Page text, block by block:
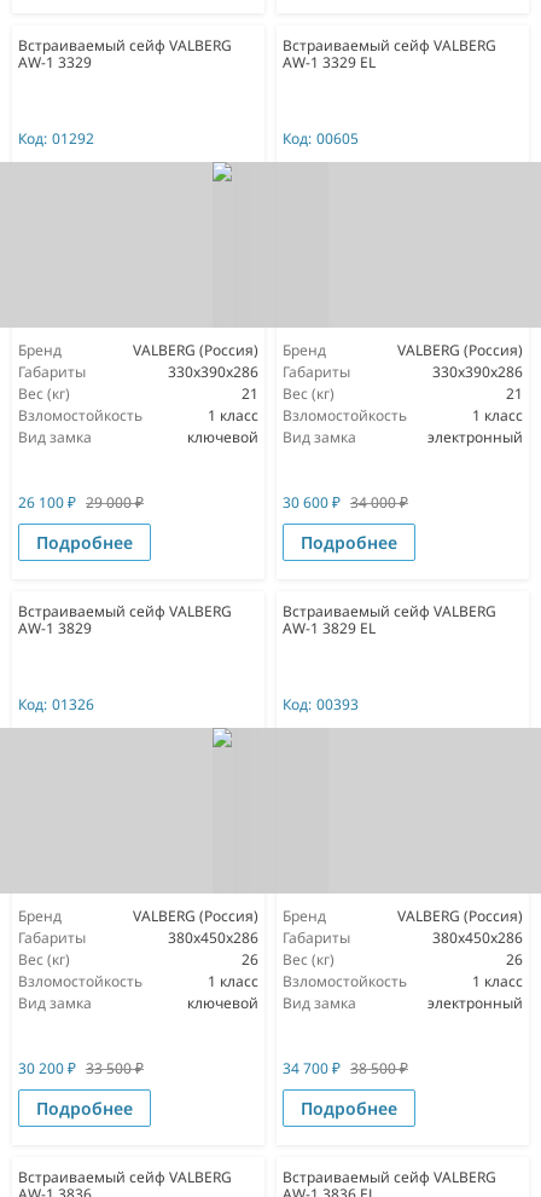
Встраиваемый сейф VALBERG
AW-1 3329
Код: 01292
Бренд
VALBERG (Россия)
Габариты
330x390x286
Вес (кг)
21
Взломостойкость
1 класс
Вид замка
ключевой
26 100₽ 29 000₽
Подробнее
Встраиваемый сейф VALBERG
AW-1 3329 EL
Код: 00605
Бренд
VALBERG (Россия)
Габариты
330x390x286
Вес (кг)
21
Взломостойкость
1 класс
Вид замка
электронный
30 600₽ 34 000₽
Подробнее
Встраиваемый сейф VALBERG
AW-1 3829
Код: 01326
Бренд
VALBERG (Россия)
Габариты
380x450x286
Вес (кг)
26
Взломостойкость
1 класс
Вид замка
ключевой
30 200₽ 33 500₽
Подробнее
Встраиваемый сейф VALBERG
AW-1 3829 EL
Код: 00393
Бренд
VALBERG (Россия)
Габариты
380x450x286
Вес (кг)
26
Взломостойкость
1 класс
Вид замка
электронный
34 700₽ 38 500₽
Подробнее
Встраиваемый сейф VALBERG
Встраиваемый сейф VALBERG